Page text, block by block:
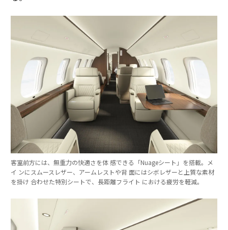
客室前方には、無重力の快適さを体 感できる「Nuageシート」を搭載。メ
イ ンにスムースレザー、アームレストや背 面にはシボレザーと上質な素材
を掛け 合わせた特別シートで、長距離フライト における疲労を軽減。